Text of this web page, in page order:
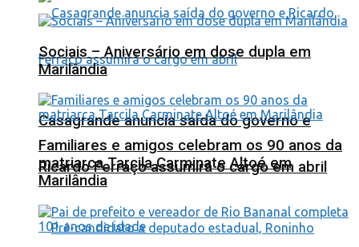
Casagrande anuncia saída do governo e
Ricardo Ferraço assumirá o cargo em abril
Sociais – Aniversário em dose dupla em
Marilândia
Familiares e amigos celebram os 90 anos da
matriarca Tarcila Carminate Altoé em
Marilândia